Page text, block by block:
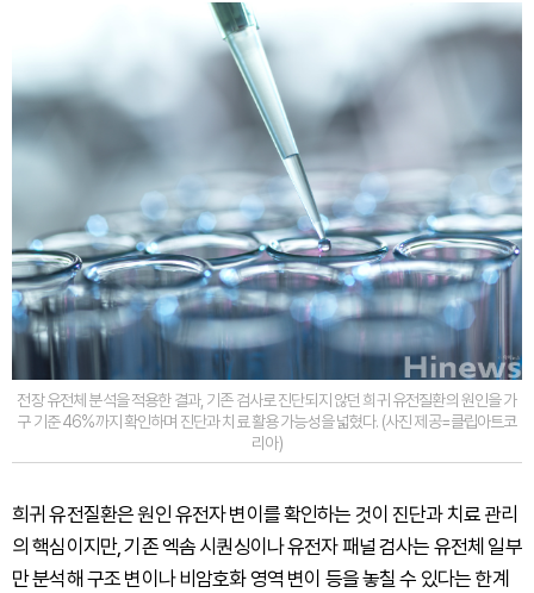
전장 유전체 분석을 적용한 결과, 기존 검사로 진단되지 않던 희귀 유전질환의 원인을 가
구 기준 46%까지 확인하며 진단과 치료 활용 가능성을 넓혔다. (사진 제공=클립아트코
리아)
희귀 유전질환은 원인 유전자 변이를 확인하는 것이 진단과 치료 관리
의 핵심이지만, 기존 엑솜 시퀀싱이나 유전자 패널 검사는 유전체 일부
만 분석해 구조 변이나 비암호화 영역 변이 등을 놓칠 수 있다는 한계